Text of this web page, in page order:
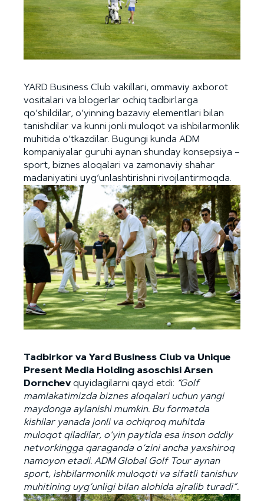
YARD Business Club vakillari, ommaviy axborot
vositalari va blogerlar ochiq tadbirlarga
qo‘shildilar, o‘yinning bazaviy elementlari bilan
tanishdilar va kunni jonli muloqot va ishbilarmonlik
muhitida o‘tkazdilar. Bugungi kunda ADM
kompaniyalar guruhi aynan shunday konsepsiya –
sport, biznes aloqalari va zamonaviy shahar
madaniyatini uyg‘unlashtirishni rivojlantirmoqda.
Tadbirkor va Yard Business Club va Unique
Present Media Holding asoschisi Arsen
Dornchev quyidagilarni qayd etdi: “Golf
mamlakatimizda biznes aloqalari uchun yangi
maydonga aylanishi mumkin. Bu formatda
kishilar yanada jonli va ochiqroq muhitda
muloqot qiladilar, o‘yin paytida esa inson oddiy
netvorkingga qaraganda o‘zini ancha yaxshiroq
namoyon etadi. ADM Global Golf Tour aynan
sport, ishbilarmonlik muloqoti va sifatli tanishuv
muhitining uyg‘unligi bilan alohida ajralib turadi”.